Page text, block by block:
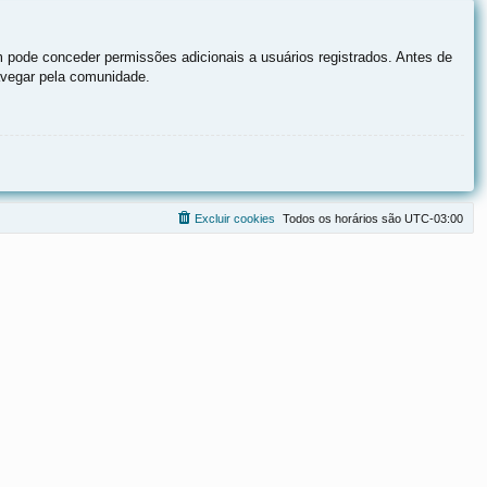
conceder permissões adicionais a usuários registrados. Antes de
pela comunidade.
Todos os horários são UTC-03:00
Excluir cookies